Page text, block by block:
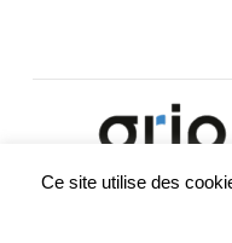
Ce site utilise des